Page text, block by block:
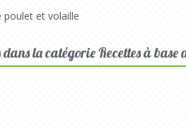
poulet et volaille
la catégorie Recettes à base